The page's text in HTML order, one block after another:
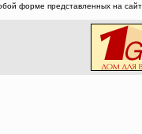
форме представленных на